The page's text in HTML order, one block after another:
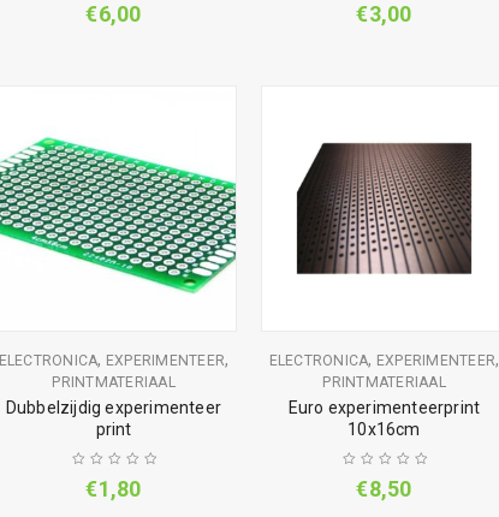
€6,00 €3,00
ELECTRONICA, EXPERIMENTEER,
PRINTMATERIAAL
Dubbelzijdig experimenteer
print
€1,80
ELECTRONICA, EXPERIMENTEER,
PRINTMATERIAAL
Euro experimenteerprint
10x16cm
€8,50